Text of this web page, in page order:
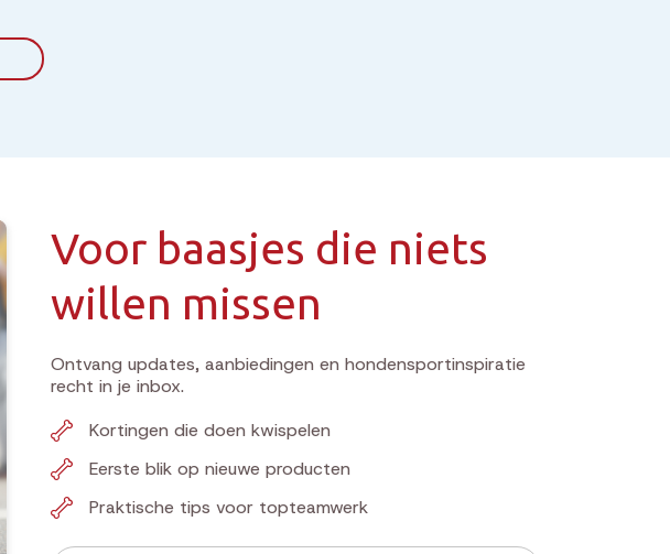
Voor baasjes die niets
willen missen
Ontvang updates, aanbiedingen en hondensportinspiratie
recht in je inbox.
Kortingen die doen kwispelen
Eerste blik op nieuwe producten
Praktische tips voor topteamwerk